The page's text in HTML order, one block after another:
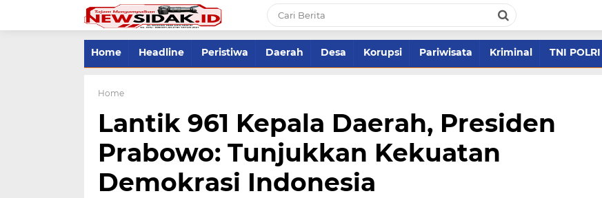
Home Headline Peristiwa Daerah Desa Korupsi Pariwisata Kriminal TNI POLRI
Home
Lantik 961 Kepala Daerah, Presiden
Prabowo: Tunjukkan Kekuatan
Demokrasi Indonesia